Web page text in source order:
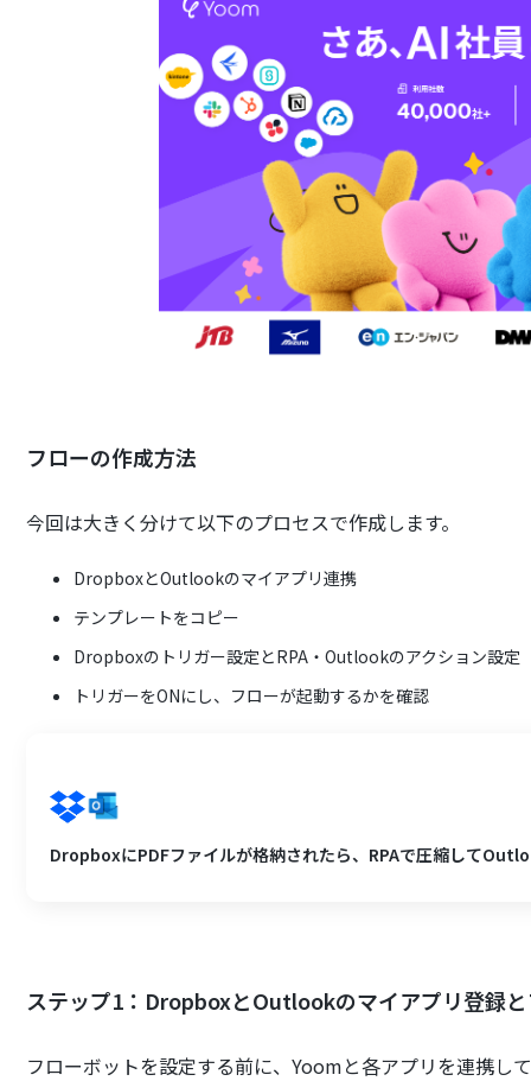
フローの作成方法
今回は大きく分けて以下のプロセスで作成します。
DropboxとOutlookのマイアプリ連携
テンプレートをコピー
Dropboxのトリガー設定とRPA・Outlookのアクション設定
トリガーをONにし、フローが起動するかを確認
DropboxにPDFファイルが格納されたら、RPAで圧縮して
ステップ1：DropboxとOutlookのマイアプリ登録
フローボットを設定する前に、Yoomと各アプリを連携し